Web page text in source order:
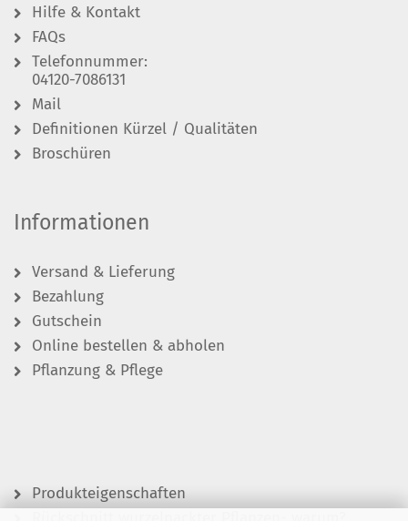
Hilfe & Kontakt
FAQs
Telefonnummer:
04120-7086131
Mail
Definitionen Kürzel / Qualitäten
Broschüren
Informationen
Versand & Lieferung
Bezahlung
Gutschein
Online bestellen & abholen
Pflanzung & Pflege
Produkteigenschaften